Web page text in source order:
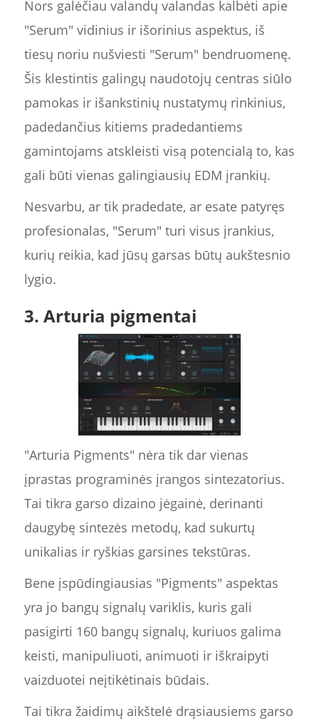
Nors galėčiau valandų valandas kalbėti apie
"Serum" vidinius ir išorinius aspektus, iš
tiesų noriu nušviesti "Serum" bendruomenę.
Šis klestintis galingų naudotojų centras siūlo
pamokas ir išankstinių nustatymų rinkinius,
padedančius kitiems pradedantiems
gamintojams atskleisti visą potencialą to, kas
gali būti vienas galingiausių EDM įrankių.
Nesvarbu, ar tik pradedate, ar esate patyręs
profesionalas, "Serum" turi visus įrankius,
kurių reikia, kad jūsų garsas būtų aukštesnio
lygio.
3. Arturia pigmentai
"Arturia Pigments" nėra tik dar vienas
įprastas programinės įrangos sintezatorius.
Tai tikra garso dizaino jėgainė, derinanti
daugybę sintezės metodų, kad sukurtų
unikalias ir ryškias garsines tekstūras.
Bene įspūdingiausias "Pigments" aspektas
yra jo bangų signalų variklis, kuris gali
pasigirti 160 bangų signalų, kuriuos galima
keisti, manipuliuoti, animuoti ir iškraipyti
vaizduotei neįtikėtinais būdais.
Tai tikra žaidimų aikštelė drąsiausiems garso